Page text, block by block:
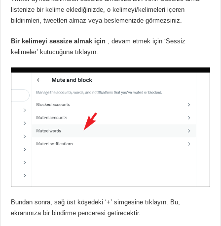
listenize bir kelime eklediğinizde, o kelimeyi/kelimeleri içeren
bildirimleri, tweetleri almaz veya beslemenizde görmezsiniz.
Bir kelimeyi sessize almak için , devam etmek için ‘Sessiz
kelimeler’ kutucuğuna tıklayın.
Bundan sonra, sağ üst köşedeki ‘+’ simgesine tıklayın. Bu,
ekranınıza bir bindirme penceresi getirecektir.